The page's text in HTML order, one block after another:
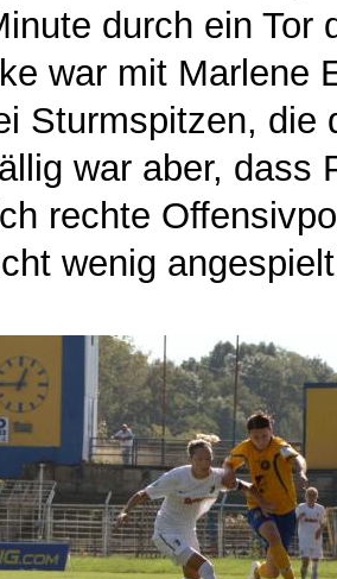
durch ein
war mit Marlene
Sturmspitzen, die
war aber, dass
rechte
wenig